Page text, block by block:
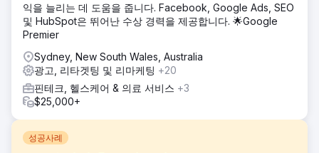
익을 늘리는 데 도움을 줍니다. Facebook, Google Ads, SEO
및 HubSpot은 뛰어난 수상 경력을 제공합니다. 🌟Google
Premier
Sydney, New South Wales, Australia
광고, 리타겟팅 및 리마케팅 +20
핀테크, 헬스케어 & 의료 서비스 +3
$25,000+
성공사례